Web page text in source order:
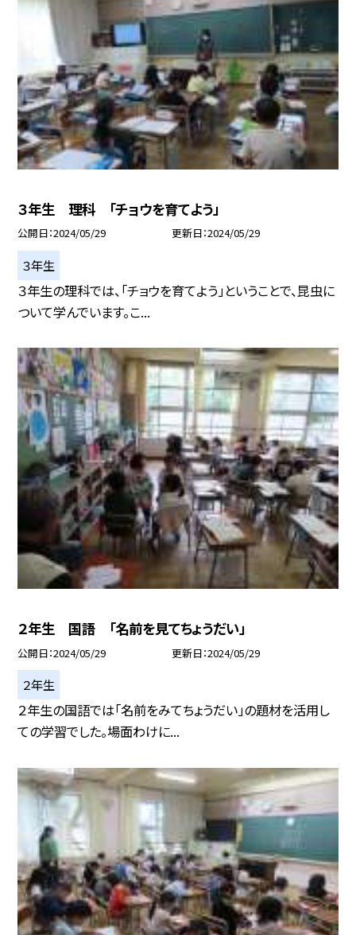
３年生 理科 「チョウを育てよう」
公開日 2024/05/29 更新日 2024/05/29
３年生
３年生の理科では、「チョウを育てよう」ということで、昆虫に
ついて学んでいます。こ...
２年生 国語 「名前を見てちょうだい」
公開日 2024/05/29 更新日 2024/05/29
２年生
２年生の国語では「名前をみてちょうだい」の題材を活用し
ての学習でした。場面わけに...